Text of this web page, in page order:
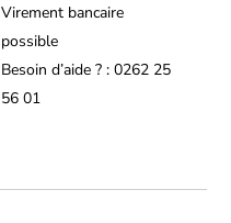
Virement bancaire
possible
Besoin d’aide ? : 0262 25
56 01